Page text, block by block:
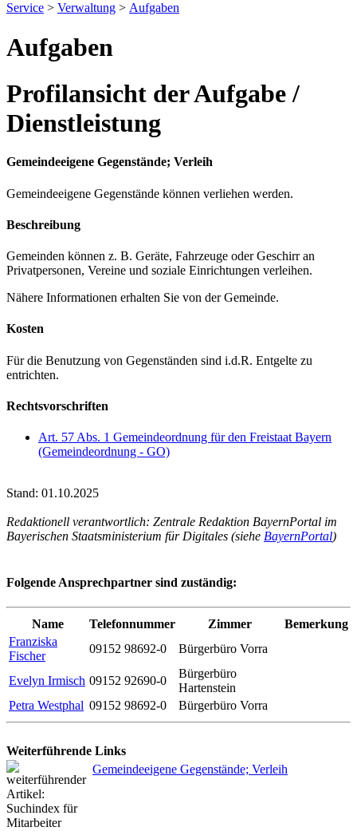
Service > Verwaltung > Aufgaben
Aufgaben
Profilansicht der Aufgabe /
Dienstleistung
Gemeindeeigene Gegenstände; Verleih
Gemeindeeigene Gegenstände können verliehen werden.
Beschreibung
Gemeinden können z. B. Geräte, Fahrzeuge oder Geschirr an
Privatpersonen, Vereine und soziale Einrichtungen verleihen.
Nähere Informationen erhalten Sie von der Gemeinde.
Kosten
Für die Benutzung von Gegenständen sind i.d.R. Entgelte zu
entrichten.
Rechtsvorschriften
Art. 57 Abs. 1 Gemeindeordnung für den Freistaat Bayern
(Gemeindeordnung - GO)
Stand: 01.10.2025
Redaktionell verantwortlich: Zentrale Redaktion BayernPortal im
Bayerischen Staatsministerium für Digitales (siehe BayernPortal)
Folgende Ansprechpartner sind zuständig:
Name Telefonnummer Zimmer
Bemerkung
Franziska
Fischer
09152 98692-0 Bürgerbüro Vorra
Evelyn Irmisch 09152 92690-0
Bürgerbüro
Hartenstein
Petra Westphal 09152 98692-0 Bürgerbüro Vorra
Weiterführende Links
Gemeindeeigene Gegenstände; Verleih